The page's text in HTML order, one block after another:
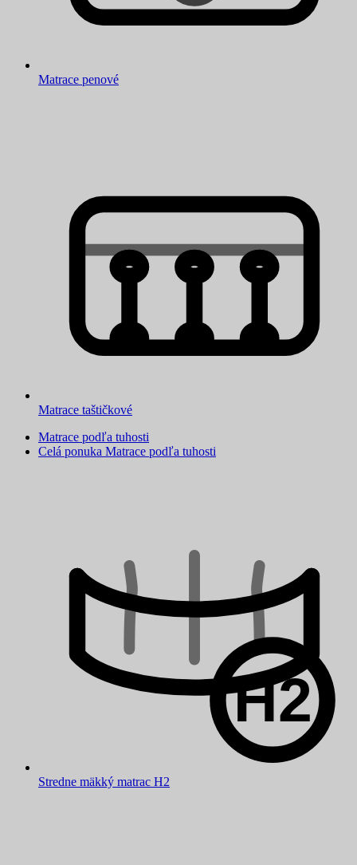
Matrace penové
Matrace taštičkové
Matrace podľa tuhosti
Celá ponuka Matrace podľa tuhosti
Stredne mäkký matrac H2